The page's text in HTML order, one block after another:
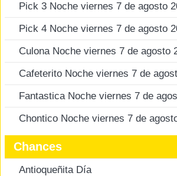
Pick 3 Noche viernes 7 de agosto
Pick 4 Noche viernes 7 de agosto
Culona Noche viernes 7 de agosto
Cafeterito Noche viernes 7 de
Fantastica Noche viernes 7 de
Chontico Noche viernes 7 de
Chances
Antioqueñita Día